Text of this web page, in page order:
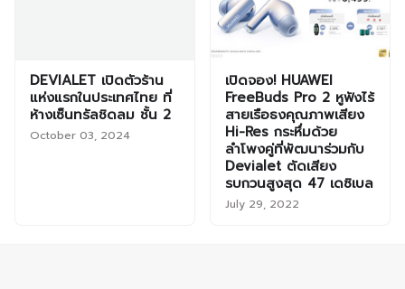
DEVIALET เปิดตัวร้าน
แห่งแรกในประเทศไทย ที่
ห้างเซ็นทรัลชิดลม ชั้น 2
October 03, 2024
เปิดจอง! HUAWEI
FreeBuds Pro 2 หูฟังไร้
สายเรือธงคุณภาพเสียง
Hi-Res กระหึ่มด้วย
ลำโพงคู่ที่พัฒนาร่วมกับ
Devialet ตัดเสียง
รบกวนสูงสุด 47 เดซิเบล
July 29, 2022